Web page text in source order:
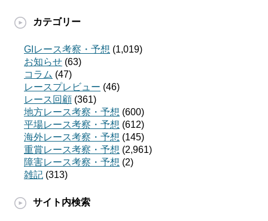
カテゴリー
GIレース考察・予想 (1,019)
お知らせ (63)
コラム (47)
レースプレビュー (46)
レース回顧 (361)
地方レース考察・予想 (600)
平場レース考察・予想 (612)
海外レース考察・予想 (145)
重賞レース考察・予想 (2,961)
障害レース考察・予想 (2)
雑記 (313)
サイト内検索